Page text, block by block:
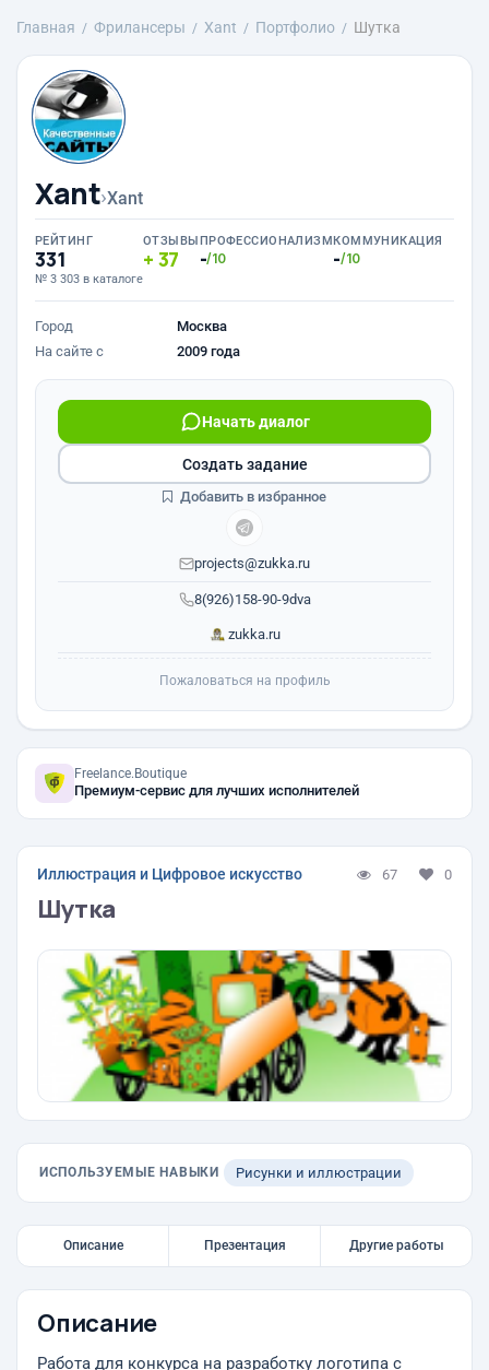
Главная Фрилансеры Xant Портфолио Шутка
Xant›Xant
РЕЙТИНГ
331
№ 3 303 в каталоге
ОТЗЫВЫ
37
ПРОФЕССИОНАЛИЗМ
-/10
КОММУНИКАЦИЯ
-/10
Город
Москва
На сайте с
2009 года
8(926)158-90-9dva
Начать диалог
projects@zukka.ru
zukka.ru
Создать задание
Добавить в избранное
Пожаловаться на профиль
Freelance.Boutique
Премиум-сервис для лучших исполнителей
Иллюстрация и Цифровое искусство 67 0
Шутка
ИСПОЛЬЗУЕМЫЕ НАВЫКИ Рисунки и иллюстрации
Описание Презентация Другие работы
Описание
Работа для конкурса на разработку логотипа с